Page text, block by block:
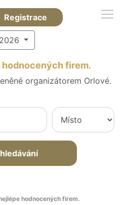
Registrace
2026
hodnocených firem.
organizátorem Orlové.
hodnocených firem.